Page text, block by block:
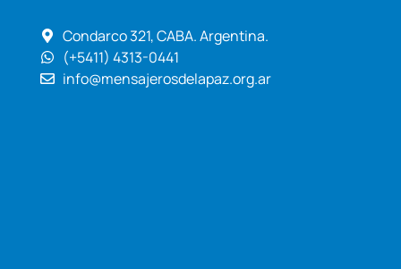
Condarco 321, CABA. Argentina.
(+5411) 4313-0441
info@mensajerosdelapaz.org.ar